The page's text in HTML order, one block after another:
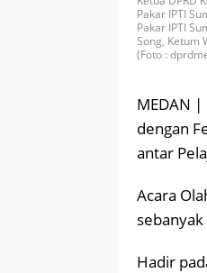
Pakar IPTI
Pakar IPTI
Song, Ketum
(Foto :
MEDAN |
dengan
antar
Acara
Hadir